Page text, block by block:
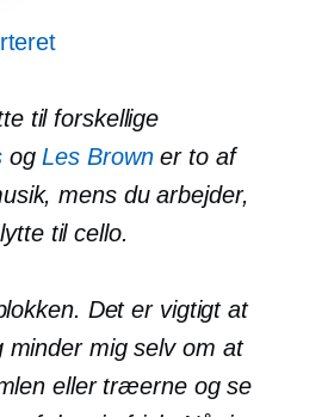
til forskellige
ogLes Browner to af
mens du arbejder,
til cello.
Det er vigtigt at
minder mig selv om at
eller træerne og se